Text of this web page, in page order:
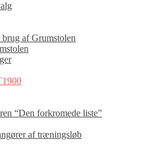
af Grumstolen
“Den forkromede liste”
af træningsløb